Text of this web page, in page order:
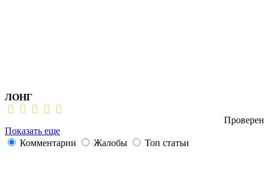
ЛОНГ
Проверен
Показать еще
Комментарии
Жалобы Топ статьи